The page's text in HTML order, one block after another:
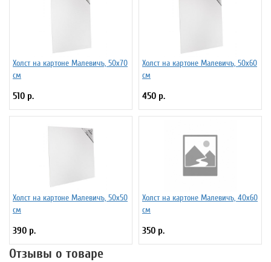
Холст на картоне Малевичъ, 50x70
см
510 р.
Холст на картоне Малевичъ, 50x60
см
450 р.
Холст на картоне Малевичъ, 50x50
см
390 р.
Холст на картоне Малевичъ, 40x60
см
350 р.
Отзывы о товаре